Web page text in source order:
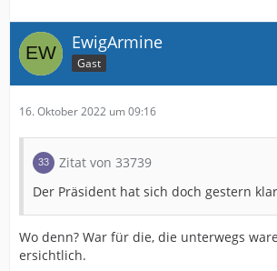
EwigArmine
Gast
16. Oktober 2022 um 09:16
Zitat von 33739
Der Präsident hat sich doch gestern
Wo denn? War für die, die unterwegs
ersichtlich.